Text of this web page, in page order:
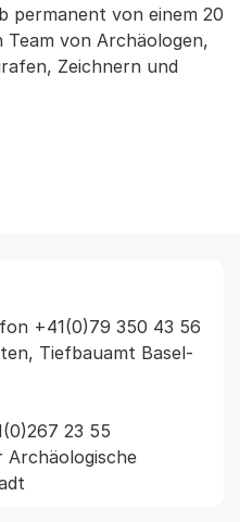
permanent von einem 20
von Archäologen,
Zeichnern und
+41(0)79 350 43 56
Tiefbauamt Basel-
23 55
Archäologische